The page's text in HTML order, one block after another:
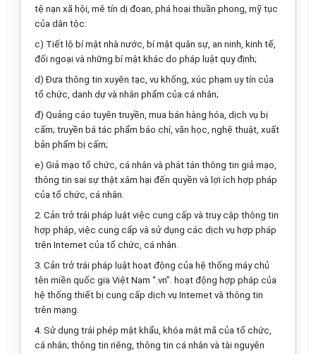
tệ nạn xã hội, mê tín dị đoan, phá hoại thuần phong, mỹ tục
của dân tộc:
c) Tiết lộ bí mật nhà nước, bí mật quân sự, an ninh, kinh tế,
đối ngoại và những bí mật khác do pháp luật quy định;
d)Đưa thông tin xuyên tạc, vu khống, xúc phạm uy tín của
tổ chức, danh dự và nhân phẩm của cá nhân;
đ) Quảng cáo tuyên truyền, mua bán hàng hóa, dịch vụ bị
cấm; truyền bá tác phẩm báo chí, văn học, nghệ thuật, xuất
bản phẩm bị cấm;
e) Giả mạo tổ chức, cá nhân và phát tán thông tin giả mạo,
thông tin sai sự thật xâm hại đến quyền và lợi ích hợp pháp
của tổ chức, cá nhân.
2. Cản trở trái pháp luật việc cung cấp và truy cập thông tin
hợp pháp, việc cung cấp và sử dụng các dịch vụ hợp pháp
trên Internet của tổ chức, cá nhân.
3. Cản trở trái pháp uật hoạt động của hệ thống máy chủ
tên miền quốc gia Việt Nam “.vn”. hoạt động hợp pháp của
hệ thống thiết bị cung cấp dịch vụ Internet và thông tin
trên mạng.
4. Sử dụng trái phép mật khẩu, khóa mật mã của tổ chức,
cá nhân; thông tin riêng, thông tin cá nhân và tài nguyên